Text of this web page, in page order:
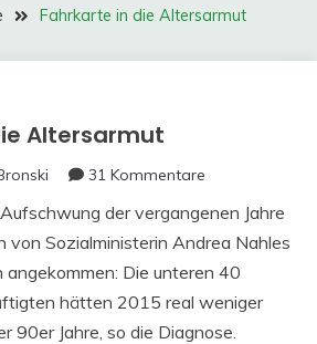
Fahrkarte in die Altersarmut
Altersarmut
31 Kommentare
der vergangenen Jahre
von Sozialministerin Andrea Nahles
angekommen: Die unteren 40
hätten 2015 real weniger
90er Jahre, so die Diagnose.